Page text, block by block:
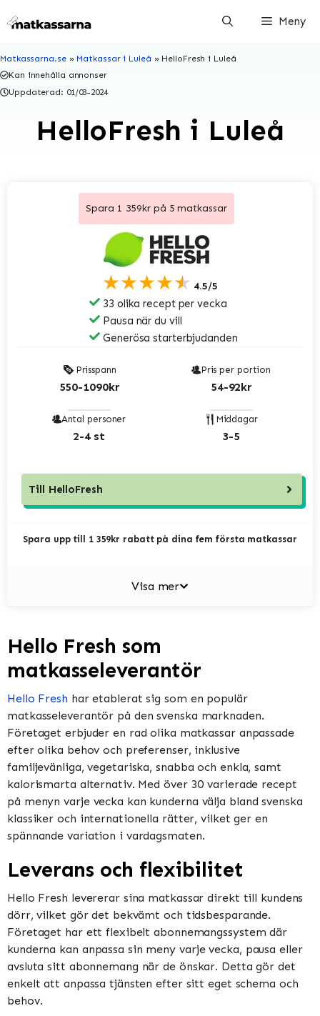
till
Meny
Matkassarna.se» Matkassar i Luleå » HelloFresh i Luleå
Kan innehålla annonser
Uppdaterad: 01/03-2024
HelloFresh i Luleå
Spara 1 359kr på 5 matkassar
★★★★★ 4.5/5
33 olika recept per vecka
Pausa när du vill
Generösa starterbjudanden
Prisspann
550-1090kr
Pris per portion
54-92kr
Antal personer
2-4 st
Middagar
3-5
Till HelloFresh
Spara upp till 1 359kr rabatt på dina fem första matkassar
Visa mer
Hello Fresh som
matkasseleverantör
Hello Fresh har etablerat sig som en populär
matkasseleverantör på den svenska marknaden.
Företaget erbjuder en rad olika matkassar anpassade
efter olika behov och preferenser, inklusive
familjevänliga, vegetariska, snabba och enkla, samt
kalorismarta alternativ. Med över 30 varierade recept
på menyn varje vecka kan kunderna välja bland svenska
klassiker och internationella rätter, vilket ger en
spännande variation i vardagsmaten.
Leverans och flexibilitet
Hello Fresh levererar sina matkassar direkt till kundens
dörr, vilket gör det bekvämt och tidsbesparande.
Företaget har ett flexibelt abonnemangssystem där
kunderna kan anpassa sin meny varje vecka, pausa eller
avsluta sitt abonnemang när de önskar. Detta gör det
enkelt att anpassa tjänsten efter sitt eget schema och
behov.